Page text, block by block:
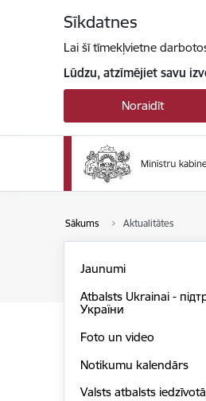
Sīkdatnes
Lai šī tīmekļvietne
Lūdzu, atzīmējiet savu
Noraidīt
Sākums Aktualitātes
Jaunumi
Atbalsts Ukrainai -
України
Foto un video
Notikumu kalendārs
Valsts atbalsts